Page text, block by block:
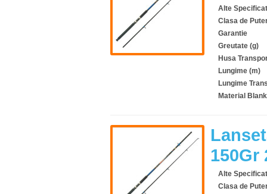
Alte
Clasa de
Garantie
Greutate (g)
Husa
Lungime (m)
Lungime
Material Blank
150Gr
Alte
Clasa de